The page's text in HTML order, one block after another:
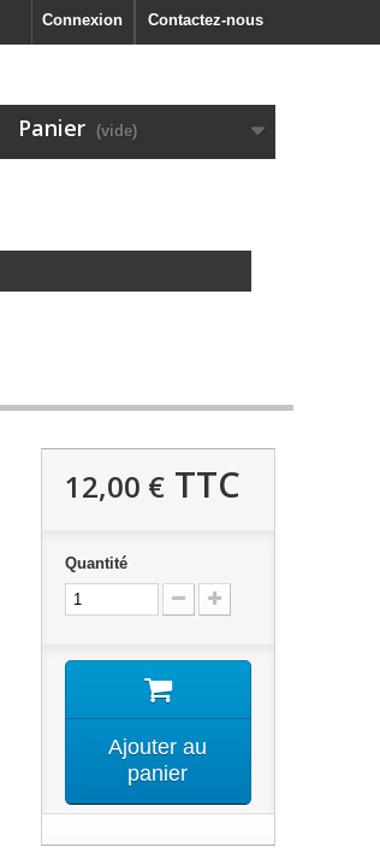
Contactez-nous
Connexion
Panier (vide)
12,00 €TTC
Quantité
Ajouter au
panier